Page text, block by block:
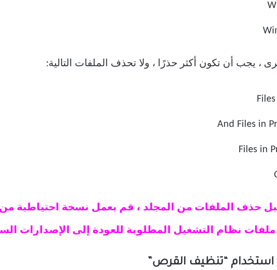
، يجب أن تكون أكثر حذرًا ، ولا تحذف الملفات التالية:
And Files in
Files in
حذف الملفات من المجلد ، قم بعمل نسخة احتياطية
ملفات نظام التشغيل المطلوبة للعودة إلى الإصدارات